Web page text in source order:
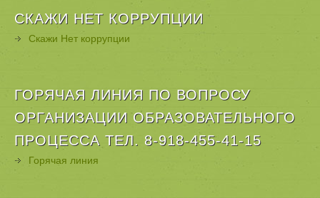
СКАЖИ НЕТ КОРРУПЦИИ
Скажи Нет коррупции
ГОРЯЧАЯ ЛИНИЯ ПО ВОПРОСУ
ОРГАНИЗАЦИИ ОБРАЗОВАТЕЛЬНОГО
ПРОЦЕССА ТЕЛ. 8-918-455-41-15
Горячая линия